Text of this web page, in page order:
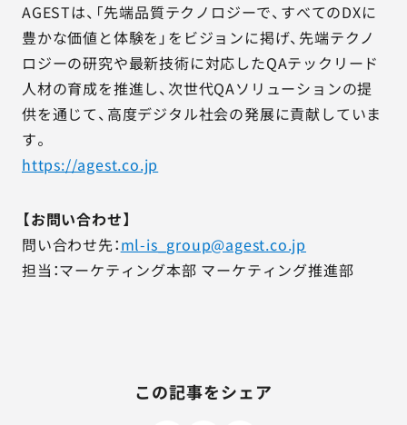
AGESTは、「先端品質テクノロジーで、すべてのDXに
豊かな価値と体験を」をビジョンに掲げ、先端テクノ
ロジーの研究や最新技術に対応したQAテックリード
人材の育成を推進し、次世代QAソリューションの提
供を通じて、高度デジタル社会の発展に貢献していま
す。
https://agest.co.jp
【お問い合わせ】
問い合わせ先：ml-is_group@agest.co.jp
担当：マーケティング本部 マーケティング推進部
この記事をシェア